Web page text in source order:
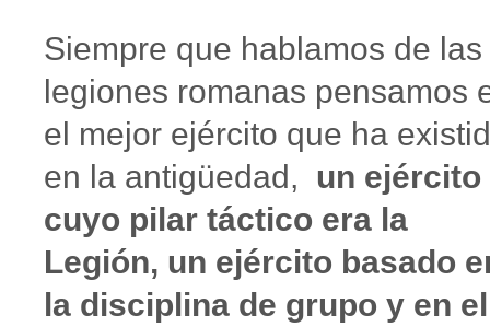
Siempre que hablamos de las
legiones romanas pensamos
el mejor ejército que ha
en la antigüedad, un ejército
cuyo pilar táctico era la
Legión, un ejército basado
la disciplina de grupo y en el